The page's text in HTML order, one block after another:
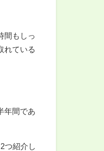
間もしっ
れている
年間であ
つ紹介し